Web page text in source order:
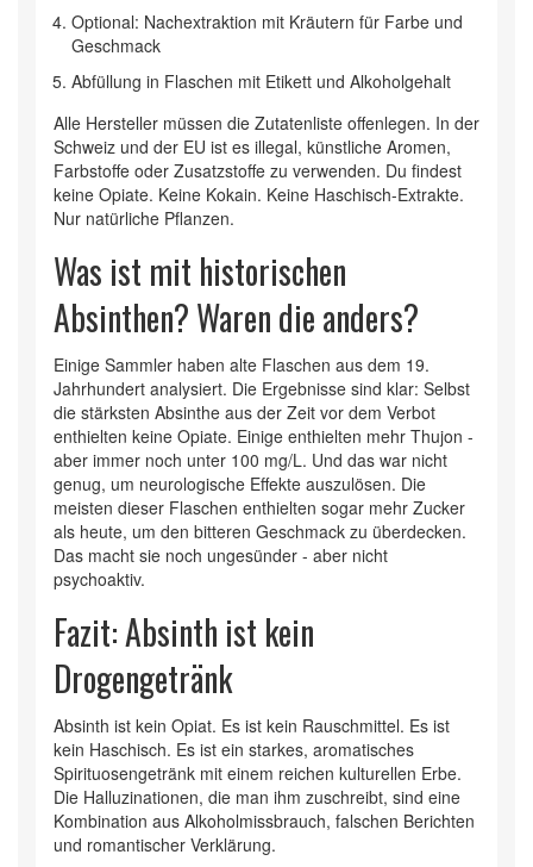
Optional: Nachextraktion mit Kräutern für Farbe und
Geschmack
Abfüllung in Flaschen mit Etikett und Alkoholgehalt
Alle Hersteller müssen die Zutatenliste offenlegen. In der
Schweiz und der EU ist es illegal, künstliche Aromen,
Farbstoffe oder Zusatzstoffe zu verwenden. Du findest
keine Opiate. Keine Kokain. Keine Haschisch-Extrakte.
Nur natürliche Pflanzen.
Was ist mit historischen
Absinthen? Waren die anders?
Einige Sammler haben alte Flaschen aus dem 19.
Jahrhundert analysiert. Die Ergebnisse sind klar: Selbst
die stärksten Absinthe aus der Zeit vor dem Verbot
enthielten keine Opiate. Einige enthielten mehr Thujon -
aber immer noch unter 100 mg/L. Und das war nicht
genug, um neurologische Effekte auszulösen. Die
meisten dieser Flaschen enthielten sogar mehr Zucker
als heute, um den bitteren Geschmack zu überdecken.
Das macht sie noch ungesünder - aber nicht
psychoaktiv.
Fazit: Absinth ist kein
Drogengetränk
Absinth ist kein Opiat. Es ist kein Rauschmittel. Es ist
kein Haschisch. Es ist ein starkes, aromatisches
Spirituosengetränk mit einem reichen kulturellen Erbe.
Die Halluzinationen, die man ihm zuschreibt, sind eine
Kombination aus Alkoholmissbrauch, falschen Berichten
und romantischer Verklärung.